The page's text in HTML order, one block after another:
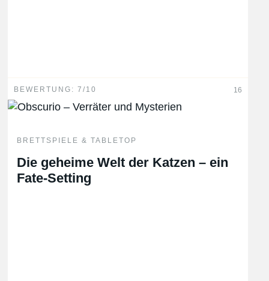
BEWERTUNG: 7/10 16
BRETTSPIELE & TABLETOP
Die geheime Welt der Katzen – ein
Fate-Setting